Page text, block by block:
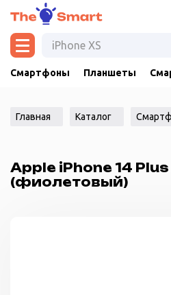
Смартфоны Планшеты
Главная Каталог
Apple iPhone 14
(фиолетовый)